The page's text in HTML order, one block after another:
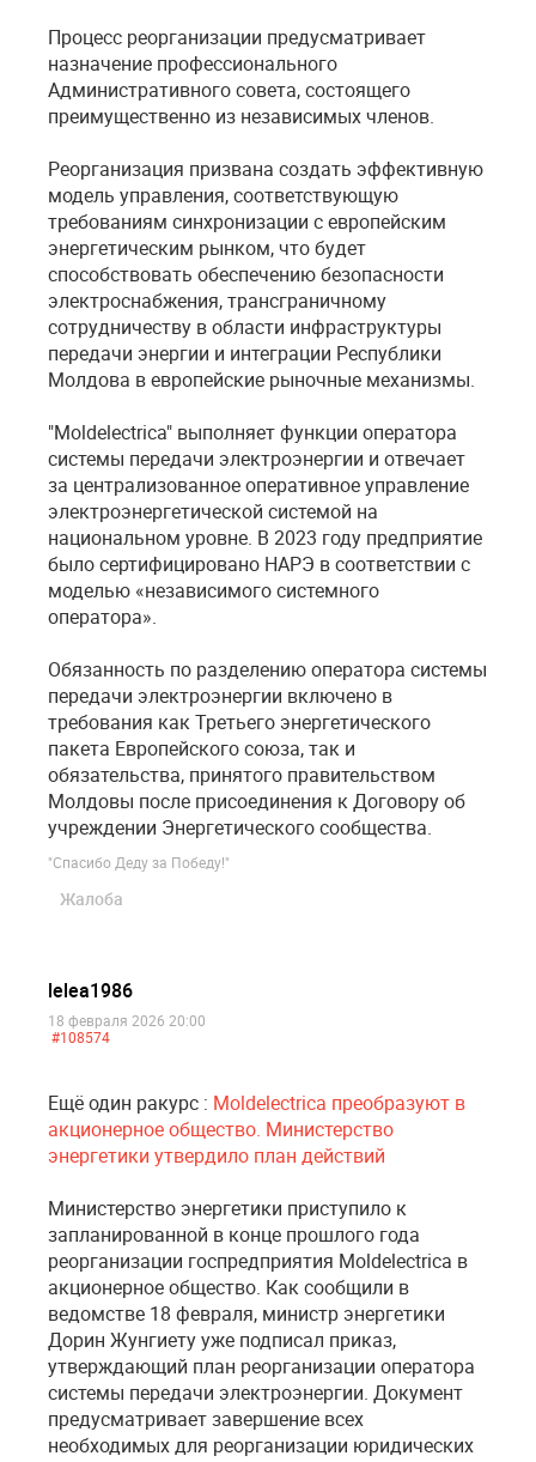
Процесс реорганизации предусматривает
назначение профессионального
Административного совета, состоящего
преимущественно из независимых членов.
Реорганизация призвана создать эффективную
модель управления, соответствующую
требованиям синхронизации с европейским
энергетическим рынком, что будет
способствовать обеспечению безопасности
электроснабжения, трансграничному
сотрудничеству в области инфраструктуры
передачи энергии и интеграции Республики
Молдова в европейские рыночные механизмы.
"Moldelectrica" выполняет функции оператора
системы передачи электроэнергии и отвечает
за централизованное оперативное управление
электроэнергетической системой на
национальном уровне. В 2023 году предприятие
было сертифицировано НАРЭ в соответствии с
моделью «независимого системного
оператора».
Обязанность по разделению оператора системы
передачи электроэнергии включено в
требования как Третьего энергетического
пакета Европейского союза, так и
обязательства, принятого правительством
Молдовы после присоединения к Договору об
учреждении Энергетического сообщества.
"Спасибо Деду за Победу!"
Жалоба
lelea1986
18 февраля 2026 20:00
#108574
Ещё один ракурс : Moldelectrica преобразуют в
акционерное общество. Министерство
энергетики утвердило план действий
Министерство энергетики приступило к
запланированной в конце прошлого года
реорганизации госпредприятия Moldelectrica в
акционерное общество. Как сообщили в
ведомстве 18 февраля, министр энергетики
Дорин Жунгиету уже подписал приказ,
утверждающий план реорганизации оператора
системы передачи электроэнергии. Документ
предусматривает завершение всех
необходимых для реорганизации юридических